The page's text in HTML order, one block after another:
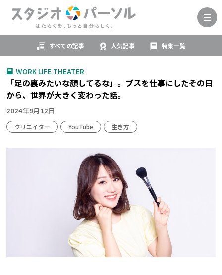
すべての記事 人気記事 特集一覧
WORK LIFE THEATER
「足の裏みたいな顔してるな」。ブスを仕事にしたその日
から、世界が大きく変わった話。
2024年9月12日
クリエイター YouTube 生き方